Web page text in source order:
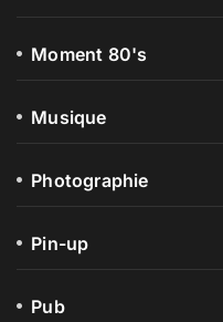
Moment 80's
Musique
Photographie
Pin-up
Pub